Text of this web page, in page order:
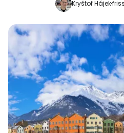
Kryštof Hájek
Folytatás a
Folytassa e-